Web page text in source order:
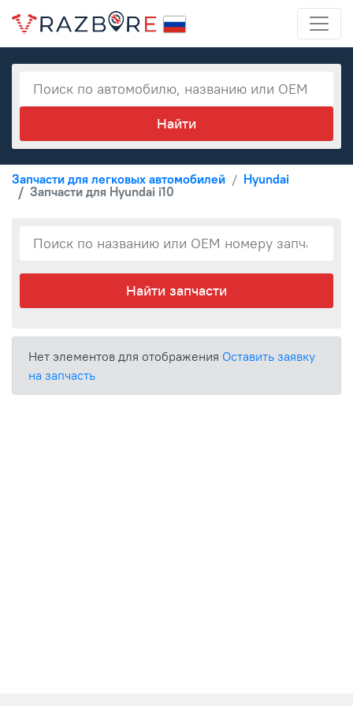
Запчасти для легковых автомобилей
Hyundai
Запчасти для Hyundai i10
Найти запчасти
Нет элементов для отображения Оставить заявку
на запчасть